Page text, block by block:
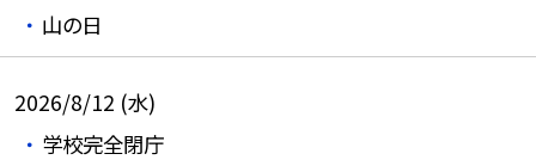
山の日
2026/8/12 (水)
学校完全閉庁